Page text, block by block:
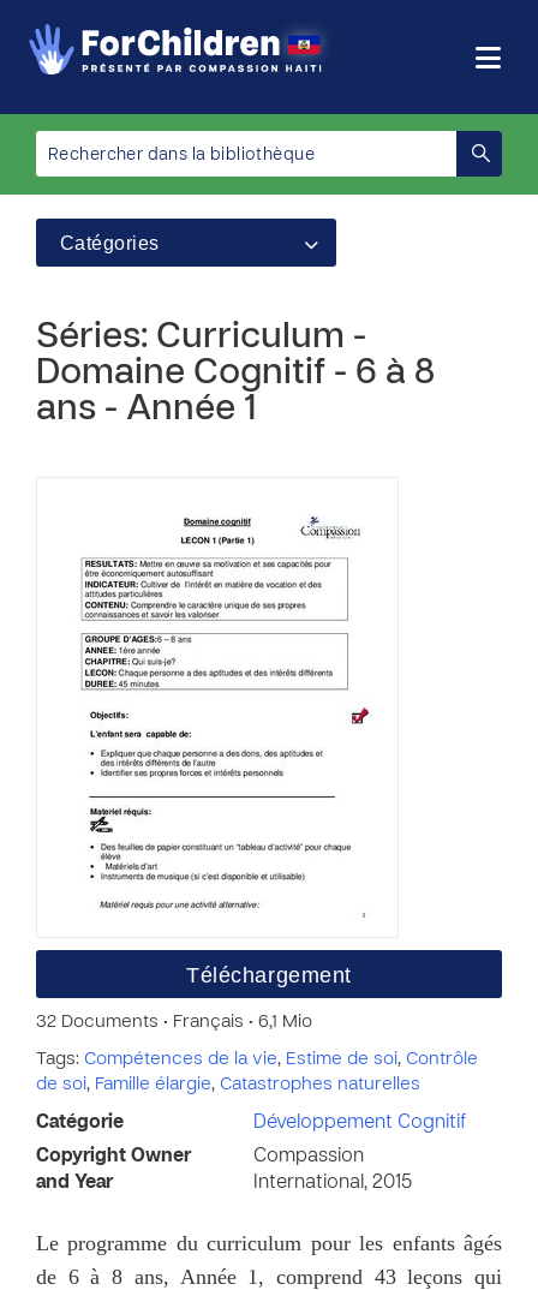
Catégories
Séries: Curriculum -
Domaine Cognitif - 6 à 8
ans - Année 1
Téléchargement
32 Documents • Français • 6,1 Mio
Tags: Compétences de la vie, Estime de soi, Contrôle
de soi, Famille élargie, Catastrophes naturelles
Catégorie
Développement Cognitif
Copyright Owner
and Year
Compassion
International, 2015
Le programme du curriculum pour les enfants âgés
de 6 à 8 ans, Année 1, comprend 43 leçons qui